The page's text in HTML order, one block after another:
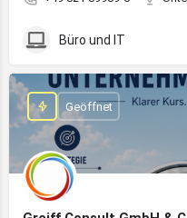
Büro und IT
Geöffnet